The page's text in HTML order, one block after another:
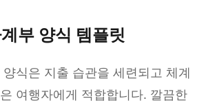
부 양식 템플릿
식은 지출 습관을 세련되고 체계
여행자에게 적합합니다. 깔끔한